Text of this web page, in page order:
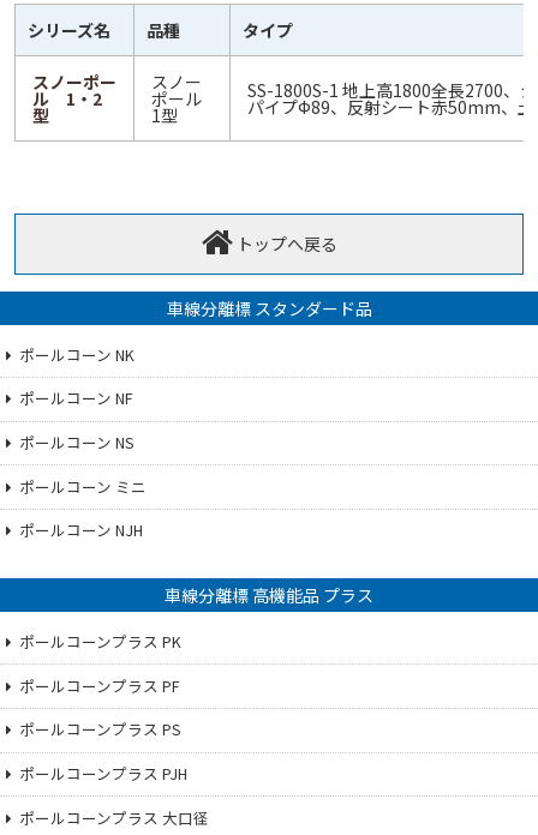
シリーズ名 品種 タイプ
スノーポー
ル 1・2
型
スノー
ポール
1型
SS-1800S-1 地上高1800全長2700、
パイプФ89、反射シート赤50mm、土
トップへ戻る
車線分離標 スタンダード品
ポールコーン NK
ポールコーン NF
ポールコーン NS
ポールコーン ミニ
ポールコーン NJH
車線分離標 高機能品 プラス
ポールコーンプラス PK
ポールコーンプラス PF
ポールコーンプラス PS
ポールコーンプラス PJH
ポールコーンプラス 大口径